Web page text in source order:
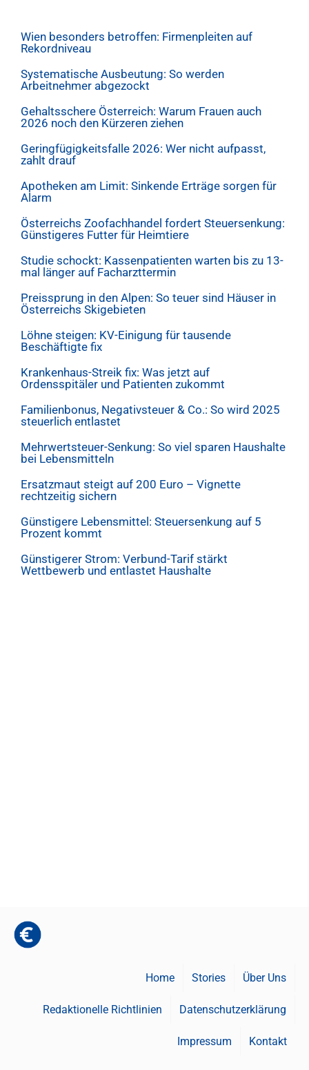
Wien besonders betroffen: Firmenpleiten auf
Rekordniveau
Systematische Ausbeutung: So werden
Arbeitnehmer abgezockt
Gehaltsschere Österreich: Warum Frauen auch
2026 noch den Kürzeren ziehen
Geringfügigkeitsfalle 2026: Wer nicht aufpasst,
zahlt drauf
Apotheken am Limit: Sinkende Erträge sorgen für
Alarm
Österreichs Zoofachhandel fordert Steuersenkung:
Günstigeres Futter für Heimtiere
Studie schockt: Kassenpatienten warten bis zu 13-
mal länger auf Facharzttermin
Preissprung in den Alpen: So teuer sind Häuser in
Österreichs Skigebieten
Löhne steigen: KV-Einigung für tausende
Beschäftigte fix
Krankenhaus-Streik fix: Was jetzt auf
Ordensspitäler und Patienten zukommt
Familienbonus, Negativsteuer & Co.: So wird 2025
steuerlich entlastet
Mehrwertsteuer-Senkung: So viel sparen Haushalte
bei Lebensmitteln
Ersatzmaut steigt auf 200 Euro – Vignette
rechtzeitig sichern
Günstigere Lebensmittel: Steuersenkung auf 5
Prozent kommt
Günstigerer Strom: Verbund-Tarif stärkt
Wettbewerb und entlastet Haushalte
Home Stories Über Uns
Redaktionelle Richtlinien Datenschutzerklärung
Impressum Kontakt